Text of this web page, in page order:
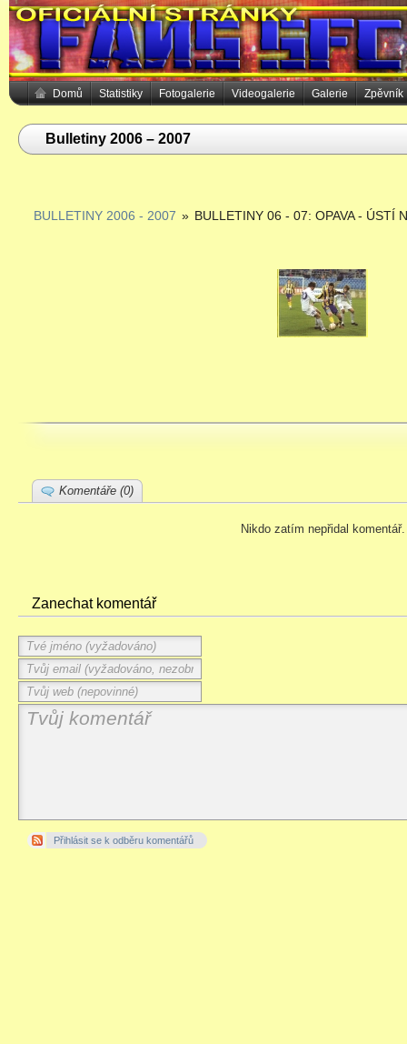
Domů Statistiky Fotogalerie Videogalerie Galerie Zpěvník
Bulletiny 2006 – 2007
BULLETINY 2006 - 2007 » BULLETINY 06 - 07: OPAVA - ÚSTÍ
Komentáře (0)
Nikdo zatím nepřidal komentář.
Zanechat komentář
Přihlásit se k odběru komentářů